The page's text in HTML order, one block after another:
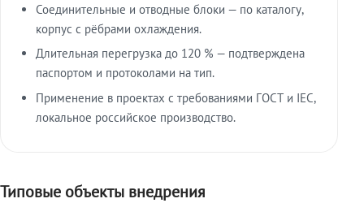
Соединительные и отводные блоки — по каталогу,
корпус с рёбрами охлаждения.
Длительная перегрузка до 120 % — подтверждена
паспортом и протоколами на тип.
Применение в проектах с требованиями ГОСТ и IEC,
локальное российское производство.
Типовые объекты внедрения